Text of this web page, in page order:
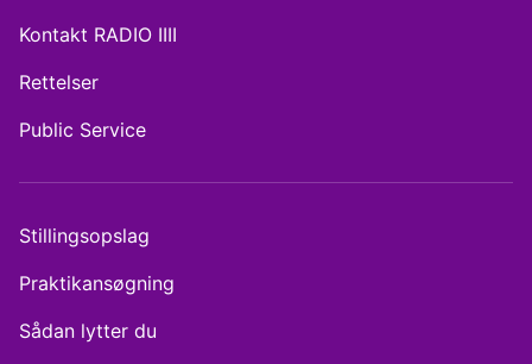
Kontakt RADIO IIII
Rettelser
Public Service
Stillingsopslag
Praktikansøgning
Sådan lytter du